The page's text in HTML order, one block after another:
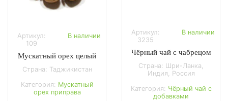
Артикул:
109
В наличии
Мускатный орех целый
Страна: Таджикистан
Категория: Мускатный
орех приправа
Артикул:
3235
В наличии
Чёрный чай с чабрецом
Страна: Шри-Ланка,
Индия, Россия
Категория: Чёрный чай с
добавками